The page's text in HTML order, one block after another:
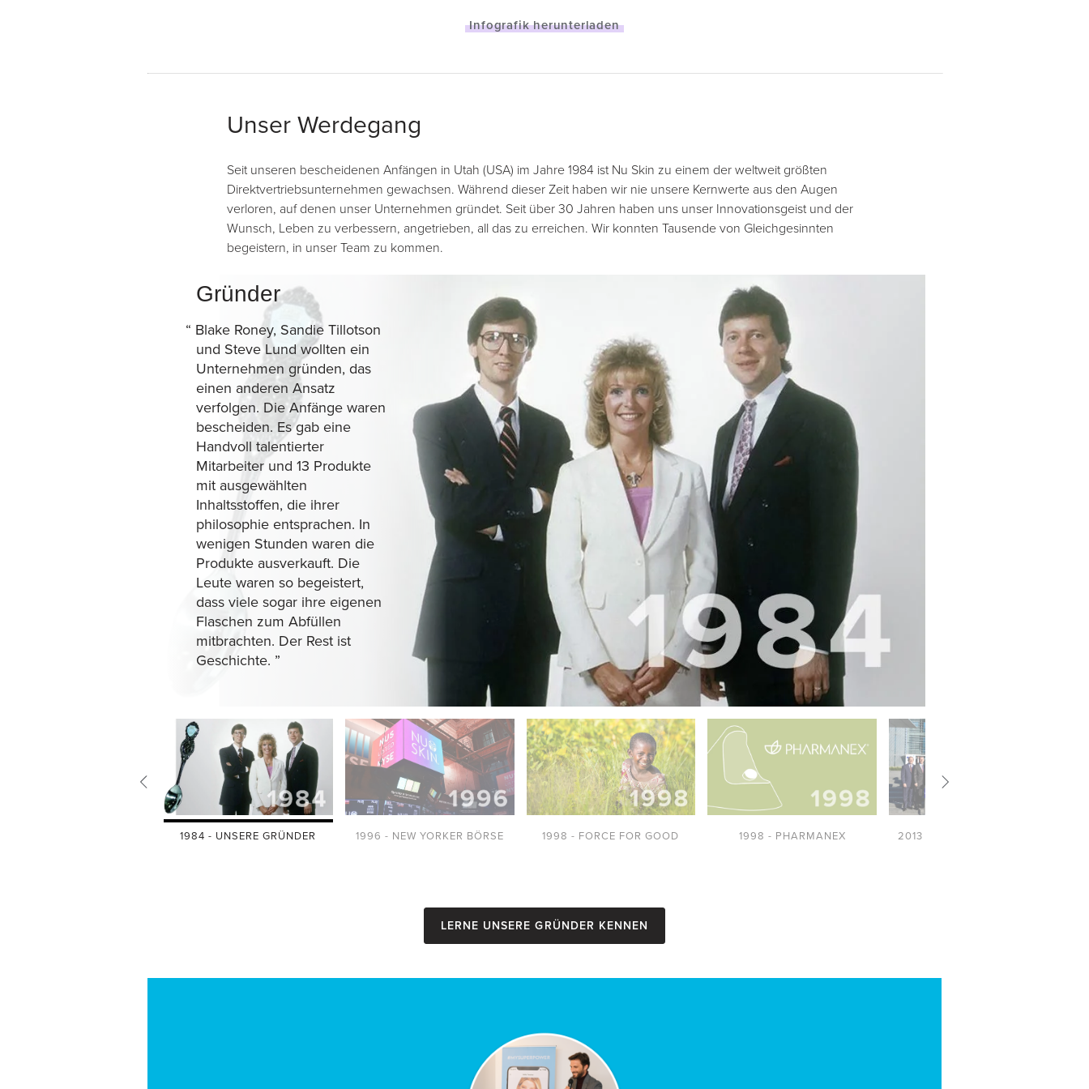
Infografik herunterladen
Unser Werdegang
Seit unseren bescheidenen Anfängen in Utah (USA) im Jahre 1984 ist Nu Skin zu einem der weltweit größten
Direktvertriebsunternehmen gewachsen. Während dieser Zeit haben wir nie unsere Kernwerte aus den Augen
verloren, auf denen unser Unternehmen gründet. Seit über 30 Jahren haben uns unser Innovationsgeist und der
Wunsch, Leben zu verbessern, angetrieben, all das zu erreichen. Wir konnten Tausende von Gleichgesinnten
begeistern, in unser Team zu kommen.
Gründer
“ Blake Roney, Sandie Tillotson
und Steve Lund wollten ein
Unternehmen gründen, das
einen anderen Ansatz
verfolgen. Die Anfänge waren
bescheiden. Es gab eine
Handvoll talentierter
Mitarbeiter und 13 Produkte
mit ausgewählten
Inhaltsstoffen, die ihrer
philosophie entsprachen. In
wenigen Stunden waren die
Produkte ausverkauft. Die
Leute waren so begeistert,
dass viele sogar ihre eigenen
Flaschen zum Abfüllen
mitbrachten. Der Rest ist
Geschichte. ”
1984 - UNSERE GRÜNDER 1996 - NEW YORKER BÖRSE 1998 - FORCE FOR GOOD 1998 - PHARMANEX 2013 - INNOVATION CENTER
Lerne unsere Gründer kennen